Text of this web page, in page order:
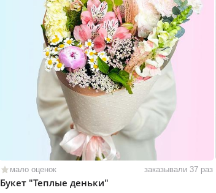
мало оценок заказывали 37 раз
Букет "Теплые деньки"